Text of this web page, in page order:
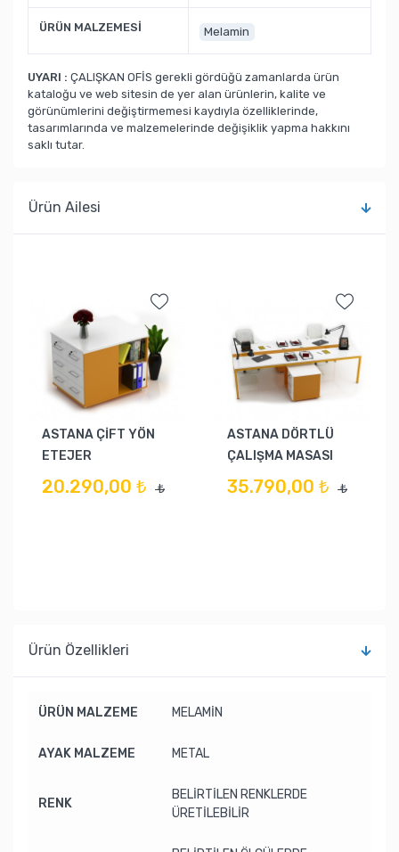
ÜRÜN MALZEMESİ Melamin
UYARI : ÇALIŞKAN OFİS gerekli gördüğü zamanlarda ürün
kataloğu ve web sitesin de yer alan ürünlerin, kalite ve
görünümlerini değiştirmemesi kaydıyla özelliklerinde,
tasarımlarında ve malzemelerinde değişiklik yapma hakkını
saklı tutar.
Ürün Ailesi
ASTANA ÇİFT YÖN
ETEJER
20.290,00 ₺ ₺
ASTANA DÖRTLÜ
ÇALIŞMA MASASI
35.790,00 ₺ ₺
Ürün Özellikleri
ÜRÜN MALZEME MELAMİN
AYAK MALZEME METAL
RENK
BELİRTİLEN RENKLERDE
ÜRETİLEBİLİR